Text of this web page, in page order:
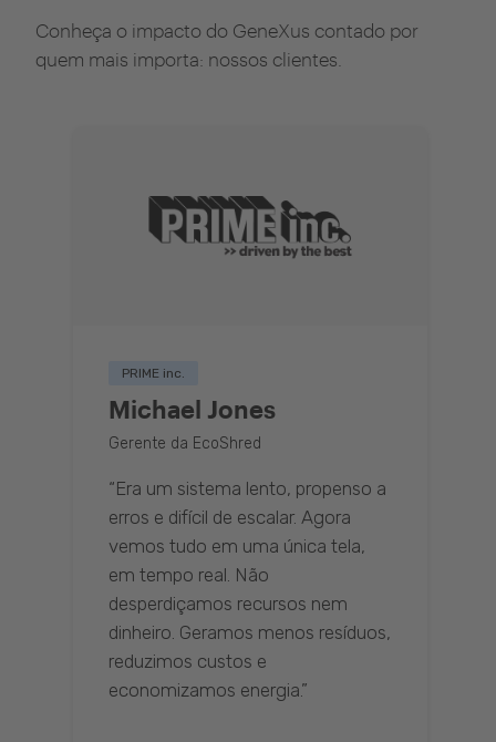
Conheça o impacto do GeneXus contado por
quem mais importa: nossos clientes.
PRIME inc.
Michael Jones
Gerente da EcoShred
“Era um sistema lento, propenso a
erros e difícil de escalar. Agora
vemos tudo em uma única tela,
em tempo real. Não
desperdiçamos recursos nem
dinheiro. Geramos menos resíduos,
reduzimos custos e
economizamos energia.”